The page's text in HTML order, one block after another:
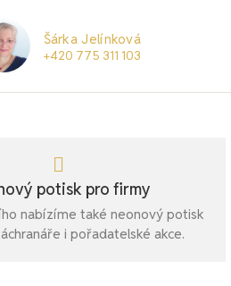
Šárka Jelínková
+420 775 311 103
potisk pro firmy
nabízíme také neonový potisk
i pořadatelské akce.